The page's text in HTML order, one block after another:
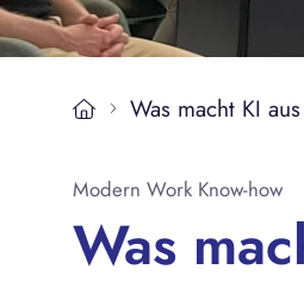
Was macht KI
Modern Work Know-how
Was